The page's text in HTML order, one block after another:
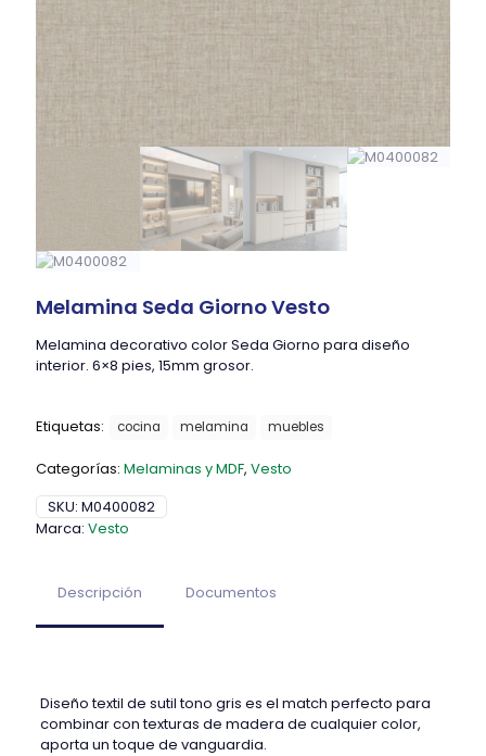
Melamina Seda Giorno Vesto
Melamina decorativo color Seda Giorno para diseño
interior. 6×8 pies, 15mm grosor.
Etiquetas: cocina melamina muebles
Categorías: Melaminas y MDF, Vesto
SKU: M0400082
Marca: Vesto
Descripción Documentos
Diseño textil de sutil tono gris es el match perfecto para
combinar con texturas de madera de cualquier color,
aporta un toque de vanguardia.